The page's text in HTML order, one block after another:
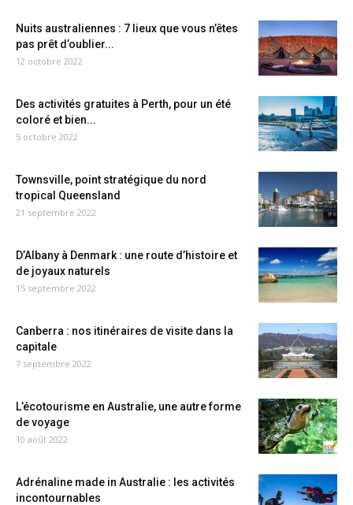
Nuits australiennes : 7 lieux que vous n’êtes
pas prêt d’oublier...
12 octobre 2022
Des activités gratuites à Perth, pour un été
coloré et bien...
5 octobre 2022
Townsville, point stratégique du nord
tropical Queensland
21 septembre 2022
D’Albany à Denmark : une route d’histoire et
de joyaux naturels
15 septembre 2022
Canberra : nos itinéraires de visite dans la
capitale
7 septembre 2022
L’écotourisme en Australie, une autre forme
de voyage
10 août 2022
Adrénaline made in Australie : les activités
incontournables